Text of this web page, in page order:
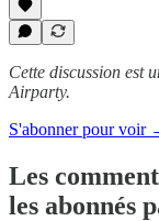
Cette discussion est
Airparty.
S'abonner pour voir
Les
les abonnés